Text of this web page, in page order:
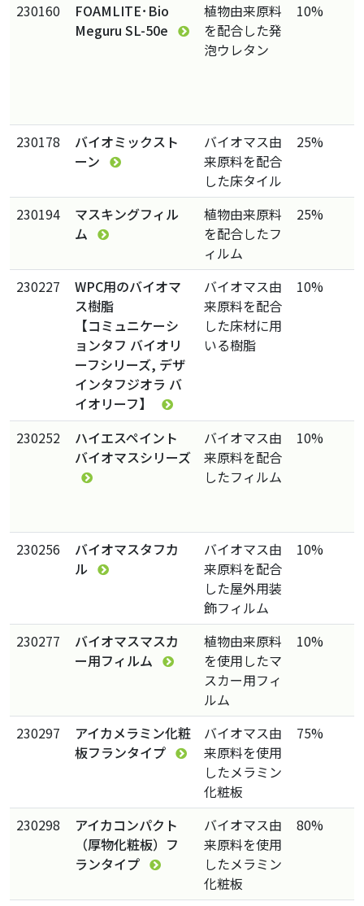
230160
FOAMLITE･Bio
Meguru SL-50e
植物由来原料
を配合した発
泡ウレタン
10%
230178
バイオミックスト
ーン
バイオマス由
来原料を配合
した床タイル
25%
230194
マスキングフィル
ム
植物由来原料
を配合したフ
ィルム
25%
230227
WPC用のバイオマ
ス樹脂
【コミュニケーシ
ョンタフ バイオリ
ーフシリーズ, デザ
インタフジオラ バ
イオリーフ】
バイオマス由
来原料を配合
した床材に用
いる樹脂
10%
230252
ハイエスペイント
バイオマスシリーズ
バイオマス由
来原料を配合
したフィルム
10%
230256
バイオマスタフカ
ル
バイオマス由
来原料を配合
した屋外用装
飾フィルム
10%
230277
バイオマスマスカ
ー用フィルム
植物由来原料
を使用したマ
スカー用フィ
ルム
10%
230297
アイカメラミン化粧
板フランタイプ
バイオマス由
来原料を使用
したメラミン
化粧板
75%
230298
アイカコンパクト
（厚物化粧板）フ
ランタイプ
バイオマス由
来原料を使用
したメラミン
化粧板
80%